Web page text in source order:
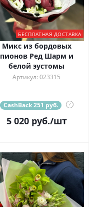
БЕСПЛАТНАЯ ДОСТАВКА
Микс из бордовых
пионов Ред Шарм и
белой эустомы
Артикул: 023315
CashBack 251 руб. ?
5 020руб./шт